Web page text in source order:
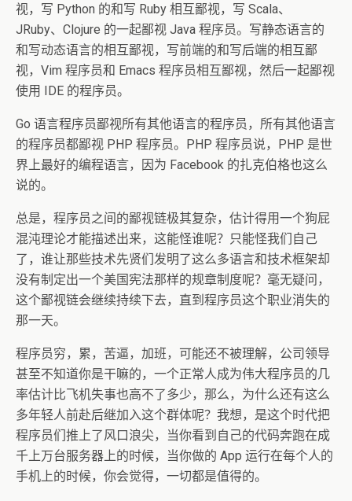
视，写 Python 的和写 Ruby 相互鄙视，写 Scala、
JRuby、Clojure 的一起鄙视 Java 程序员。写静态语言的
和写动态语言的相互鄙视，写前端的和写后端的相互鄙
视，Vim 程序员和 Emacs 程序员相互鄙视，然后一起鄙视
使用 IDE 的程序员。
Go 语言程序员鄙视所有其他语言的程序员，所有其他语言
的程序员都鄙视 PHP 程序员。PHP 程序员说，PHP 是世
界上最好的编程语言，因为 Facebook 的扎克伯格也这么
说的。
总是，程序员之间的鄙视链极其复杂，估计得用一个狗屁
混沌理论才能描述出来，这能怪谁呢？只能怪我们自己
了，谁让那些技术先贤们发明了这么多语言和技术框架却
没有制定出一个美国宪法那样的规章制度呢？毫无疑问，
这个鄙视链会继续持续下去，直到程序员这个职业消失的
那一天。
程序员穷，累，苦逼，加班，可能还不被理解，公司领导
甚至不知道你是干嘛的，一个正常人成为伟大程序员的几
率估计比飞机失事也高不了多少，那么，为什么还有这么
多年轻人前赴后继加入这个群体呢？我想，是这个时代把
程序员们推上了风口浪尖，当你看到自己的代码奔跑在成
千上万台服务器上的时候，当你做的 App 运行在每个人的
手机上的时候，你会觉得，一切都是值得的。